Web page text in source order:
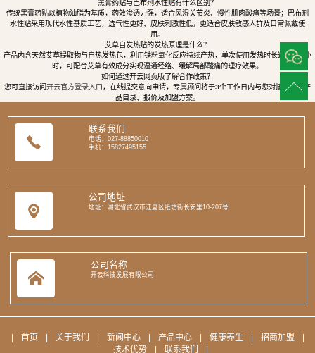
黑膏药贴与巴布剂水性贴有什么区别？
传统黑膏药贴以植物油脂为基质，药效渗透力强，适合风湿关节炎、慢性肌肉酸痛等场景；巴布剂
水性贴采用现代水性基质工艺，透气性更好、皮肤刺激性低，更适合皮肤敏感人群及日常佩戴使
用。
艾草自发热贴的发热原理是什么？
产品内含天然艾草提取物与自热发热包，利用铁粉氧化反应持续产热，单次使用发热时长达8至12小
时，可配合艾草有效成分实现温通经络、缓解局部酸痛的理疗效果。
如何通过开云网页版了解合作政策？
您可直接访问 开云官方登录入口，在线提交意向申请，专属顾问将于3个工作日内与您对接，提供产
品目录、报价及加盟方案。
联系我们
电话：027-88850010
手机：15827495155
公司地址
地址：湖北省武汉市江夏区纸坊街长安里10-207号
公司名称
开云科技发展有限公司
首页 关于我们 新闻中心 产品中心 健康养生 招商加盟
技术优势
联系我们